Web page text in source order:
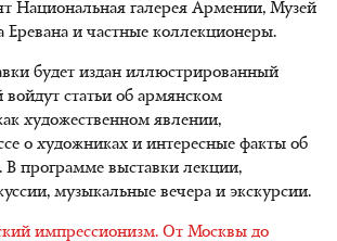
Национальная галерея Армении, Музей
Еревана и частные коллекционеры.
будет издан иллюстрированный
войдут статьи об армянском
художественном явлении,
о художниках и интересные факты об
В программе выставки лекции,
музыкальные вечера и экскурсии.
импрессионизм. От Москвы до